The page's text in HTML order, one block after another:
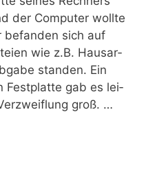
der Com­pu­ter woll­te
befan­den sich auf
wie z.B. Haus­ar­
stan­den. Ein
Fest­plat­te gab es lei­
groß. …